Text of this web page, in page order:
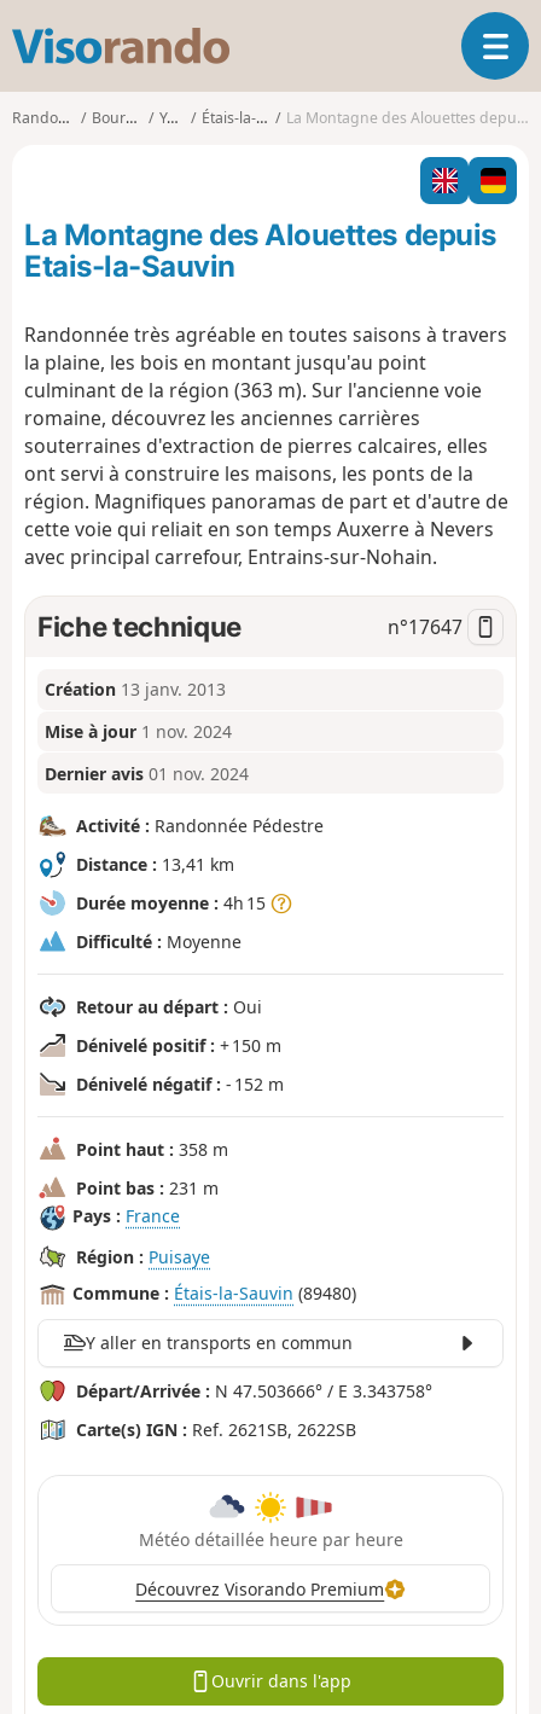
s
o
o
O
u
r
i
r
l
a
i
n
Randonnées Bourgogne Yonne Étais-la-Sauvin La Montagne des Alouettes depuis Etais-la-Sauvin
La Montagne des Alouettes depuis
Etais-la-Sauvin
Randonnée très agréable en toutes saisons à travers
la plaine, les bois en montant jusqu'au point
culminant de la région (363 m). Sur l'ancienne voie
romaine, découvrez les anciennes carrières
souterraines d'extraction de pierres calcaires, elles
ont servi à construire les maisons, les ponts de la
région. Magnifiques panoramas de part et d'autre de
cette voie qui reliait en son temps Auxerre à Nevers
avec principal carrefour, Entrains-sur-Nohain.
Fiche technique n°17647
Création 13 janv. 2013
Mise à jour 1 nov. 2024
Dernier avis 01 nov. 2024
Activité : Randonnée Pédestre
Distance : 13,41 km
Durée moyenne : 4h 15
Difficulté : Moyenne
Retour au départ : Oui
Dénivelé positif : + 150 m
Dénivelé négatif : - 152 m
Point haut : 358 m
Point bas : 231 m
Pays : France
Région : Puisaye
Commune : Étais-la-Sauvin (89480)
Y aller en transports en commun
Départ/Arrivée : N 47.503666° / E 3.343758°
Carte(s) IGN : Ref. 2621SB, 2622SB
Météo détaillée heure par heure
Découvrez Visorando Premium
Ouvrir dans l'app